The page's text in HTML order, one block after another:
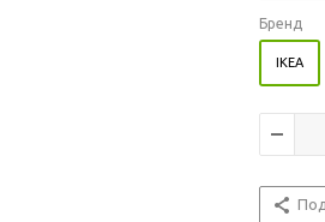
Бренд
IKEA